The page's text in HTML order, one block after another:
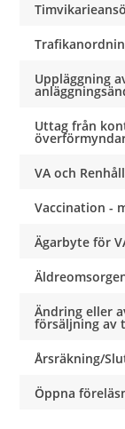
Uppläggning
Uttag från
VA och
Vaccination -
Ägarbyte för
Ändring eller
försäljning av
Årsräkning/
Öppna